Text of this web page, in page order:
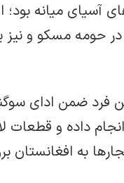
آسیای میانه
مسکو و نیز
فرد ضمن ادای
داده و قطعات
به افغانستان